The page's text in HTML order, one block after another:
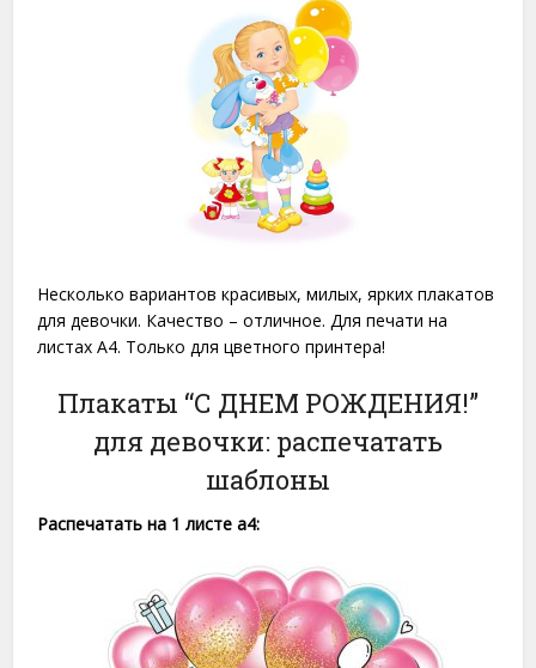
Несколько вариантов красивых, милых, ярких плакатов
для девочки. Качество – отличное. Для печати на
листах A4. Только для цветного принтера!
Плакаты “С ДНЕМ РОЖДЕНИЯ!”
для девочки: распечатать
шаблоны
Распечатать на 1 листе a4: